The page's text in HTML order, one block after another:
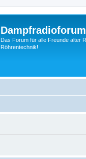
Dampfradioforum
Das Forum für alle Freunde alter
Röhrentechnik!